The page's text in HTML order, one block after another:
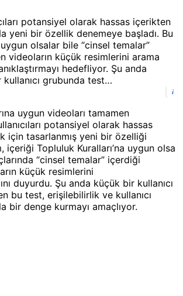
potansiyel olarak hassas içerikten
yeni bir özellik denemeye başladı. Bu
olsalar bile “cinsel temalar”
videoların küçük resimlerini arama
hedefliyor. Şu anda
grubunda test…
i
uygun videoları tamamen
potansiyel olarak hassas
için tasarlanmış yeni bir özelliği
içeriği Topluluk Kuralları’na uygun olsa
“cinsel temalar” içerdiği
küçük resimlerini
duyurdu. Şu anda küçük bir kullanıcı
bu test, erişilebilirlik ve kullanıcı
bir denge kurmayı amaçlıyor.